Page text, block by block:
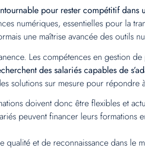
pour rester compétitif dans
numériques, essentielles pour la
une maîtrise avancée des outils
Les compétences en gestion
des salariés capables de
solutions sur mesure pour répondre
doivent donc être flexibles et
peuvent financer leurs formations
et de reconnaissance dans le